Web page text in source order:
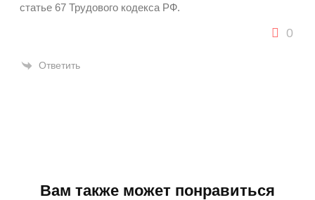
статье 67 Трудового кодекса РФ.
0
Ответить
Вам также может понравиться